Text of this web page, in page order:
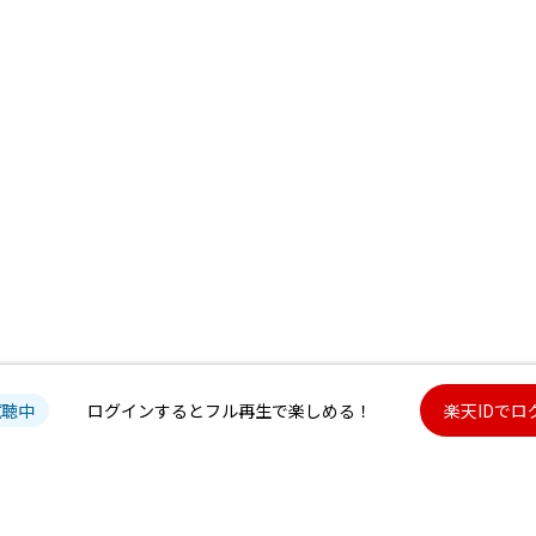
中 ログインするとフル再生で楽しめる！ 楽天IDでロ